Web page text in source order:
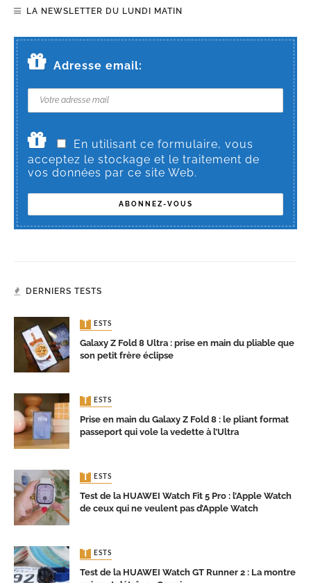
LA NEWSLETTER DU LUNDI MATIN
Adresse email:
En utilisant ce formulaire, vous
acceptez le stockage et le traitement de
vos données par ce site Web.
DERNIERS TESTS
TESTS
Galaxy Z Fold 8 Ultra : prise en main du pliable que
son petit frère éclipse
TESTS
Prise en main du Galaxy Z Fold 8 : le pliant format
passeport qui vole la vedette à l’Ultra
TESTS
Test de la HUAWEI Watch Fit 5 Pro : l’Apple Watch
de ceux qui ne veulent pas d’Apple Watch
TESTS
Test de la HUAWEI Watch GT Runner 2 : La montre